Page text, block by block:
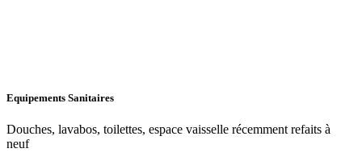
Equipements Sanitaires
Douches, lavabos, toilettes, espace vaisselle récemment refaits à
neuf